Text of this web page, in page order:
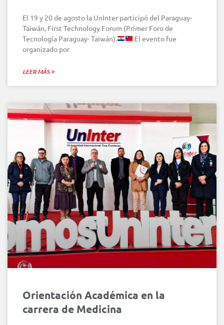
El 19 y 20 de agosto la UnInter participó del Paraguay-
Taiwán, First Technology Forum (Primer Foro de
Tecnología Paraguay- Taiwán).
El evento fue
organizado por
LEER MÁS »
Orientación Académica en la
carrera de Medicina